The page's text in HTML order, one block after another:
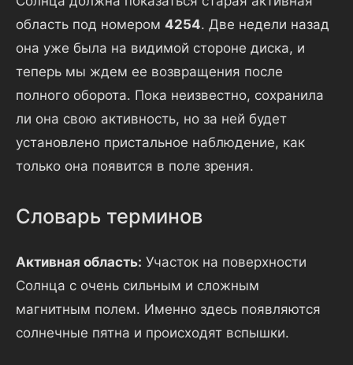
область под номером 4254. Две недели назад
она уже была на видимой стороне диска, и
теперь мы ждем ее возвращения после
полного оборота. Пока неизвестно, сохранила
ли она свою активность, но за ней будет
установлено пристальное наблюдение, как
только она появится в поле зрения.
Словарь терминов
Активная область: Участок на поверхности
Солнца с очень сильным и сложным
магнитным полем. Именно здесь появляются
солнечные пятна и происходят вспышки.